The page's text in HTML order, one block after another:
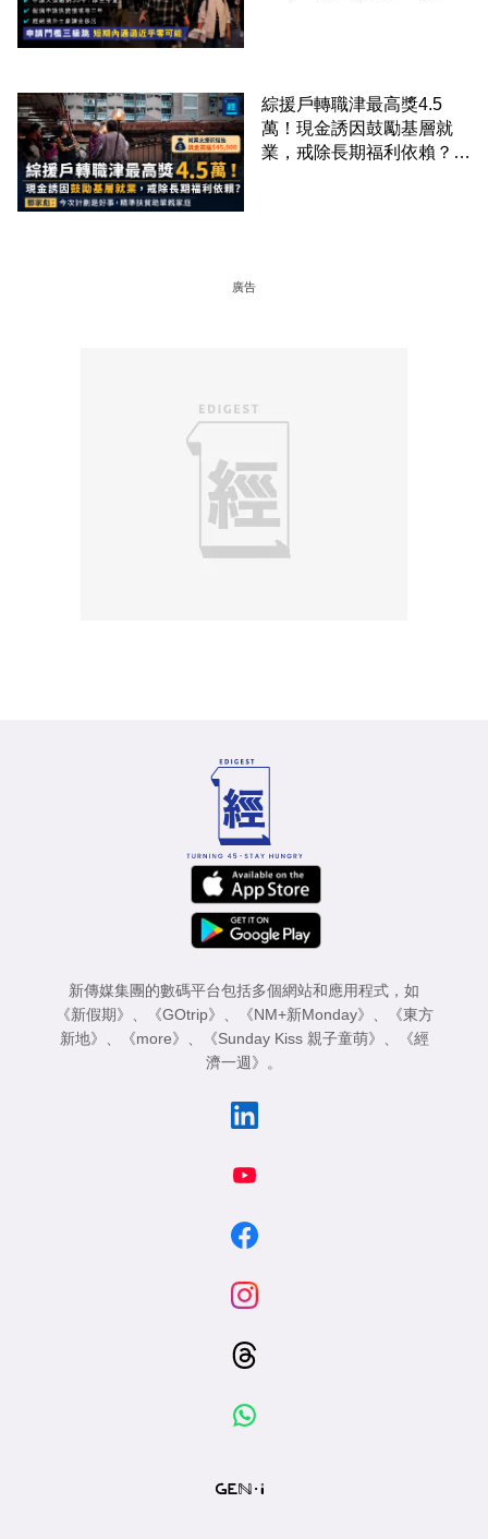
綜援戶轉職津最高獎4.5
萬！現金誘因鼓勵基層就
業，戒除長期福利依賴？鄧
廣告
新傳媒集團的數碼平台包括多個網站和應用程式，如
《新假期》
《GOtrip》 《NM+新Monday》
《東方
新地》
《more》 《Sunday Kiss 親子童萌》
《經
濟一週》
。